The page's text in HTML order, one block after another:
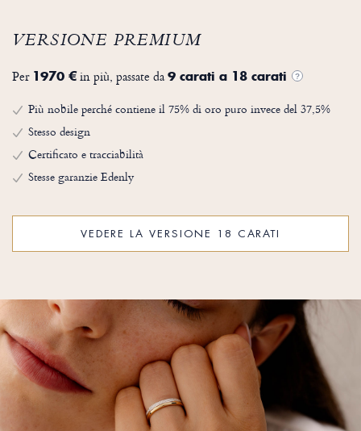
VERSIONE PREMIUM
Per 1970 €in più, passate da9 carati a 18 carati ?
Più nobile perché contiene il 75% di oro puro invece del 37,5%
Stesso design
Certificato e tracciabilità
Stesse garanzie Edenly
VEDERE LA VERSIONE 18 CARATI